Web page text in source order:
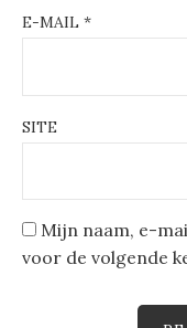
E-MAIL *
SITE
Mijn naam, e-
voor de volgende